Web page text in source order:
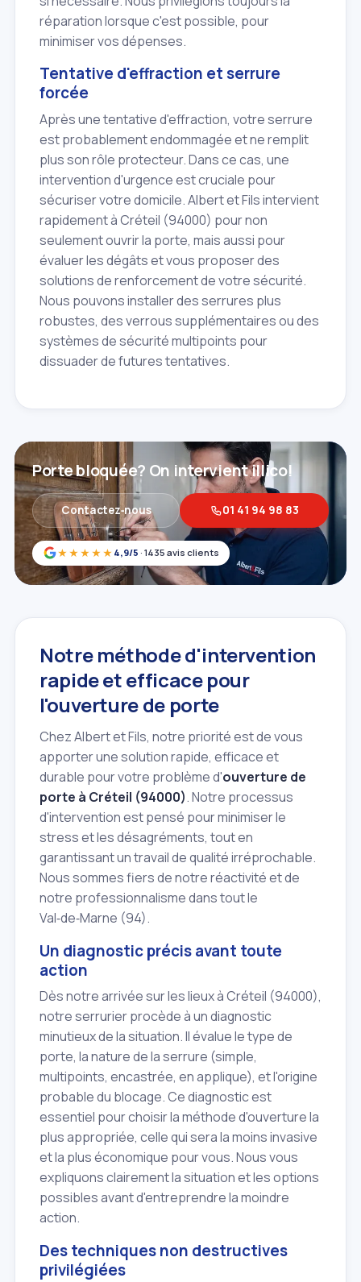
réparation lorsque c'est possible, pour
minimiser vos dépenses.
Tentative d'effraction et serrure
forcée
Après une tentative d'effraction, votre serrure
est probablement endommagée et ne remplit
plus son rôle protecteur. Dans ce cas, une
intervention d'urgence est cruciale pour
sécuriser votre domicile. Albert et Fils intervient
rapidement à Créteil (94000) pour non
seulement ouvrir la porte, mais aussi pour
évaluer les dégâts et vous proposer des
solutions de renforcement de votre sécurité.
Nous pouvons installer des serrures plus
robustes, des verrous supplémentaires ou des
systèmes de sécurité multipoints pour
dissuader de futures tentatives.
★★★★★ 4,9/5 · 1435 avis clients
Porte bloquée? On intervient illico!
Contactez‑nous 01 41 94 98 83
Notre méthode d'intervention
rapide et efficace pour
l'ouverture de porte
Chez Albert et Fils, notre priorité est de vous
apporter une solution rapide, efficace et
durable pour votre problème d'ouverture de
porte à Créteil (94000). Notre processus
d'intervention est pensé pour minimiser le
stress et les désagréments, tout en
garantissant un travail de qualité irréprochable.
Nous sommes fiers de notre réactivité et de
notre professionnalisme dans tout le
Val‑de‑Marne (94).
Un diagnostic précis avant toute
action
Dès notre arrivée sur les lieux à Créteil (94000),
notre serrurier procède à un diagnostic
minutieux de la situation. Il évalue le type de
porte, la nature de la serrure (simple,
multipoints, encastrée, en applique), et l'origine
probable du blocage. Ce diagnostic est
essentiel pour choisir la méthode d'ouverture la
plus appropriée, celle qui sera la moins invasive
et la plus économique pour vous. Nous vous
expliquons clairement la situation et les options
possibles avant d'entreprendre la moindre
action.
Des techniques non destructives
privilégiées